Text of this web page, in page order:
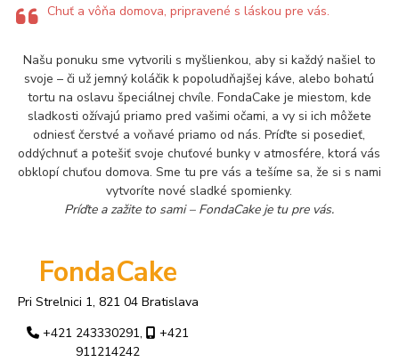
Chuť a vôňa domova, pripravené s láskou pre vás.
Našu ponuku sme vytvorili s myšlienkou, aby si každý našiel to
svoje – či už jemný koláčik k popoludňajšej káve, alebo bohatú
tortu na oslavu špeciálnej chvíle. FondaCake je miestom, kde
sladkosti ožívajú priamo pred vašimi očami, a vy si ich môžete
odniesť čerstvé a voňavé priamo od nás. Príďte si posedieť,
oddýchnuť a potešiť svoje chuťové bunky v atmosfére, ktorá vás
obklopí chuťou domova. Sme tu pre vás a tešíme sa, že si s nami
vytvoríte nové sladké spomienky.
Príďte a zažite to sami – FondaCake je tu pre vás.
FondaCake
Pri Strelnici 1, 821 04 Bratislava
+421 243330291,
+421
911214242